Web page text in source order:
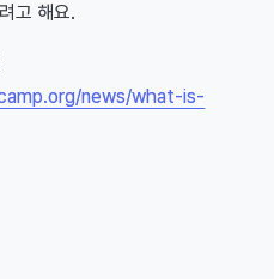
고 해요.
news/what-is-